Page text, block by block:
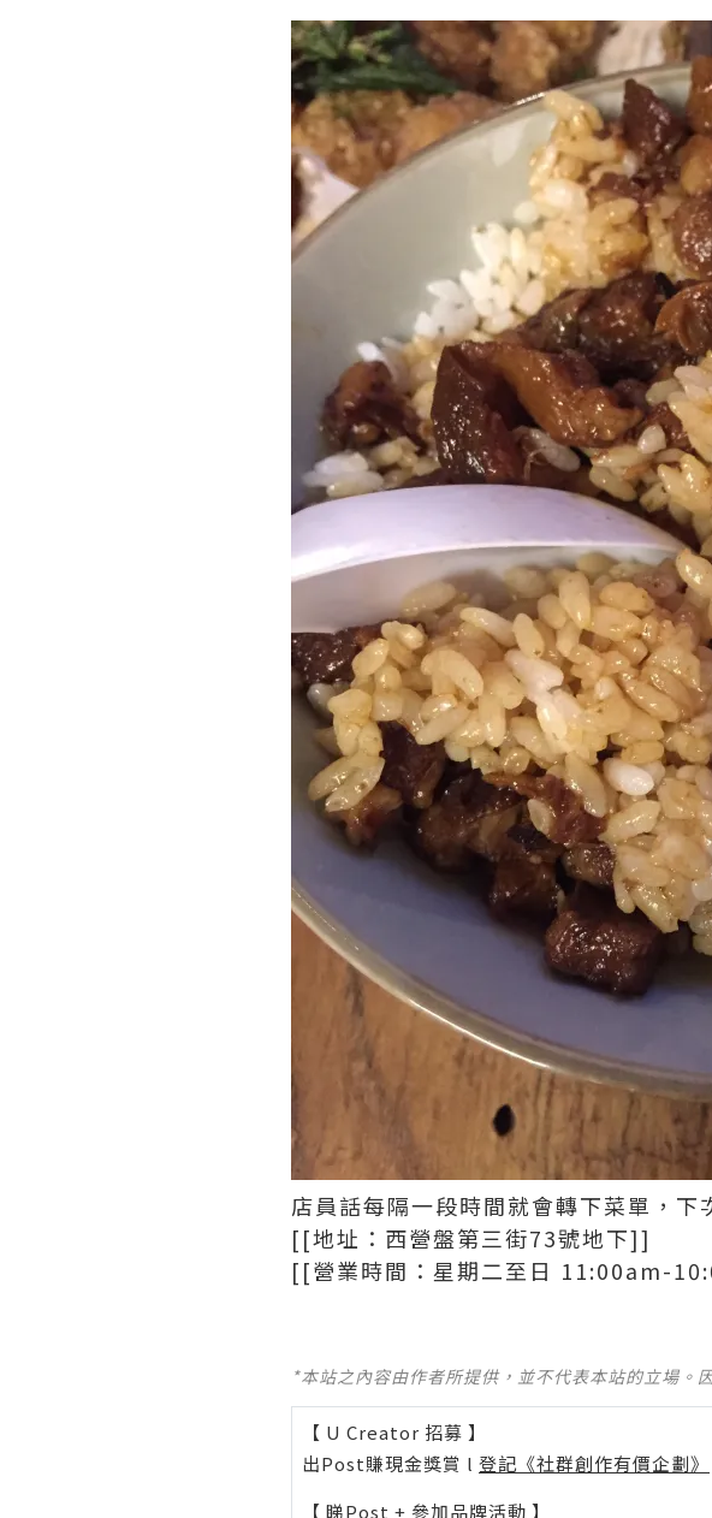
店員話每隔一段時間就會轉下菜單，下
[[地址：西營盤第三街73號地下]]
[[營業時間：星期二至日 11:00am-
*本站之內容由作者所提供，並不代表本站的立場。
【 U Creator 招募 】
出Post賺現金獎賞 l 登記《社群創作有價企劃》
【 睇Post + 參加品牌活動 】